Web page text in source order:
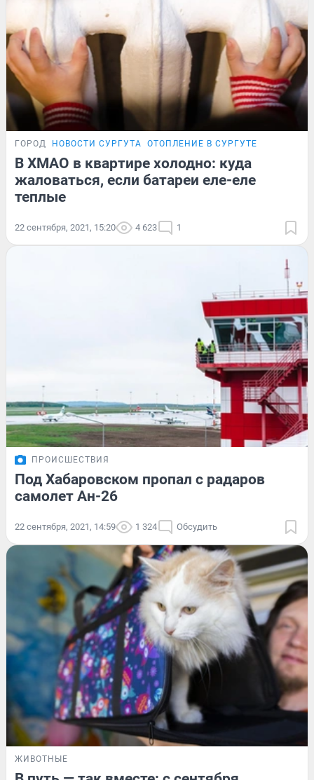
ГОРОД НОВОСТИ СУРГУТА ОТОПЛЕНИЕ В СУРГУТЕ
В ХМАО в квартире холодно: куда
жаловаться, если батареи еле-еле
теплые
22 сентября, 2021, 15:20 4 623 1
ПРОИСШЕСТВИЯ
Под Хабаровском пропал с радаров
самолет Ан-26
22 сентября, 2021, 14:59 1 324 Обсудить
ЖИВОТНЫЕ